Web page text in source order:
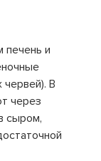
печень и
червей). В
через
сыром,